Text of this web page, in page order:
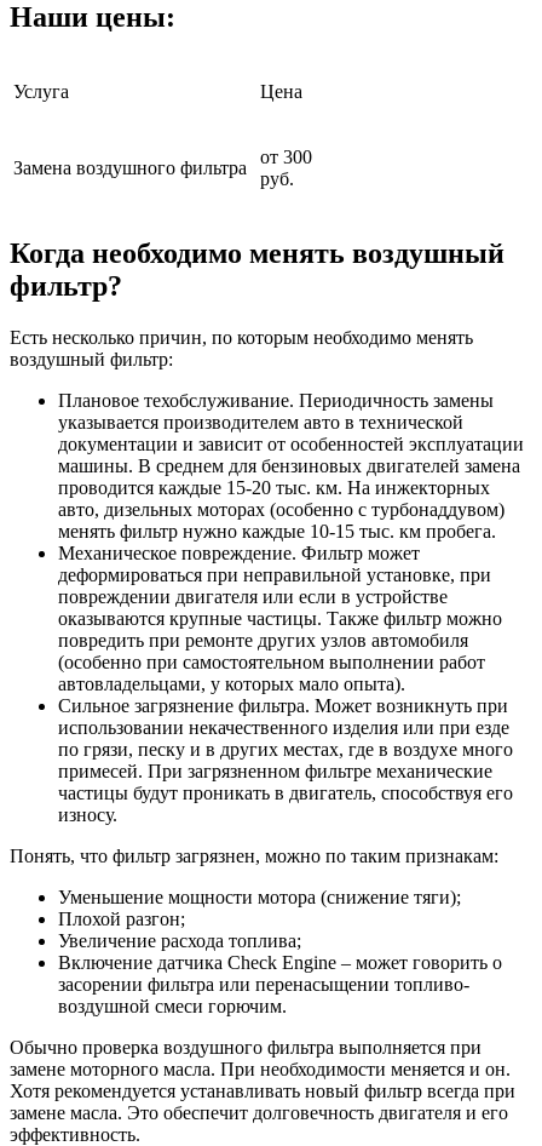
Наши цены:
Услуга Цена
Замена воздушного фильтра
от 300
руб.
Когда необходимо менять воздушный
фильтр?
Есть несколько причин, по которым необходимо менять
воздушный фильтр:
Плановое техобслуживание. Периодичность замены
указывается производителем авто в технической
документации и зависит от особенностей эксплуатации
машины. В среднем для бензиновых двигателей замена
проводится каждые 15-20 тыс. км. На инжекторных
авто, дизельных моторах (особенно с турбонаддувом)
менять фильтр нужно каждые 10-15 тыс. км пробега.
Механическое повреждение. Фильтр может
деформироваться при неправильной установке, при
повреждении двигателя или если в устройстве
оказываются крупные частицы. Также фильтр можно
повредить при ремонте других узлов автомобиля
(особенно при самостоятельном выполнении работ
автовладельцами, у которых мало опыта).
Сильное загрязнение фильтра. Может возникнуть при
использовании некачественного изделия или при езде
по грязи, песку и в других местах, где в воздухе много
примесей. При загрязненном фильтре механические
частицы будут проникать в двигатель, способствуя его
износу.
Понять, что фильтр загрязнен, можно по таким признакам:
Уменьшение мощности мотора (снижение тяги);
Плохой разгон;
Увеличение расхода топлива;
Включение датчика Check Engine – может говорить о
засорении фильтра или перенасыщении топливо-
воздушной смеси горючим.
Обычно проверка воздушного фильтра выполняется при
замене моторного масла. При необходимости меняется и он.
Хотя рекомендуется устанавливать новый фильтр всегда при
замене масла. Это обеспечит долговечность двигателя и его
эффективность.